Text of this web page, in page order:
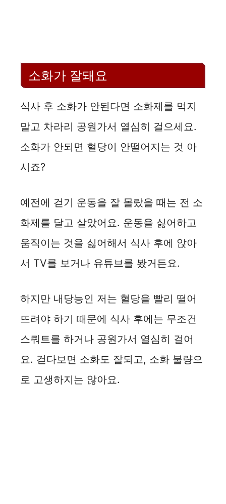
소화가 잘돼요
식사 후 소화가 안된다면 소화제를 먹지
말고 차라리 공원가서 열심히 걸으세요.
소화가 안되면 혈당이 안떨어지는 것 아
시죠?
예전에 걷기 운동을 잘 몰랐을 때는 전 소
화제를 달고 살았어요. 운동을 싫어하고
움직이는 것을 싫어해서 식사 후에 앉아
서 TV를 보거나 유튜브를 봤거든요.
하지만 내당능인 저는 혈당을 빨리 떨어
뜨려야 하기 때문에 식사 후에는 무조건
스쿼트를 하거나 공원가서 열심히 걸어
요. 걷다보면 소화도 잘되고, 소화 불량으
로 고생하지는 않아요.